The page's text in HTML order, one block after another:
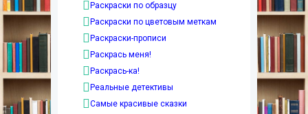
Раскраски по образцу
Раскраски по цветовым меткам
Раскраски-прописи
Раскрась меня!
Раскрась-ка!
Реальные детективы
Самые красивые сказки